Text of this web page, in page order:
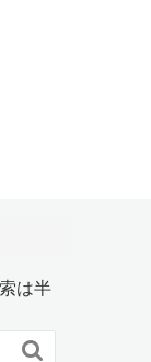
は半
